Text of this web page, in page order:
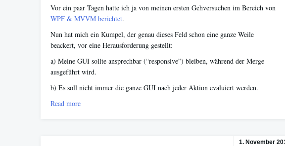
Vor ein paar Tagen hatte ich ja von meinen ersten Gehversuchen im Bereich von
WPF & MVVM berichtet.
Nun hat mich ein Kumpel, der genau dieses Feld schon eine ganze Weile
beackert, vor eine Herausforderung gestellt:
a) Meine GUI sollte ansprechbar (“responsive”) bleiben, während der Merge
ausgeführt wird.
b) Es soll nicht immer die ganze GUI nach jeder Aktion evaluiert werden.
Read more
1. November